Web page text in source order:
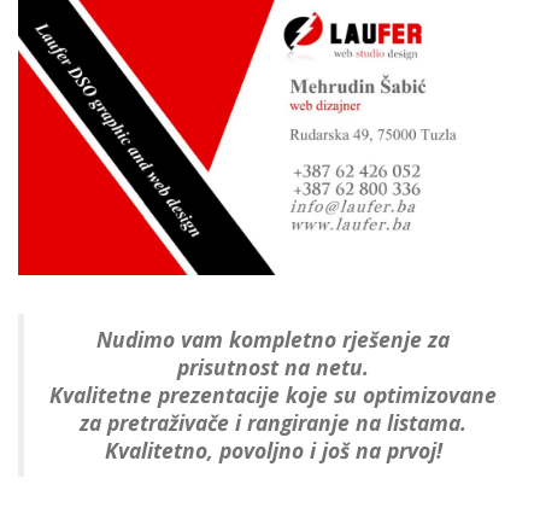
Nudimo vam kompletno rješenje za
prisutnost na netu.
Kvalitetne prezentacije koje su optimizovane
za pretraživače i rangiranje na listama.
Kvalitetno, povoljno i još na prvoj!